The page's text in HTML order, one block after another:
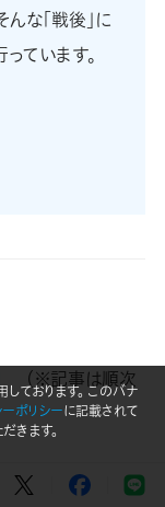
な「戦後」に
ています。
（※記事は順次
りません―「平和
ております。 このバナ
ポリシーに記載されて
きます。